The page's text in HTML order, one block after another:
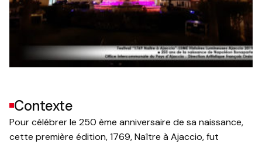
Contexte
Pour célébrer le 250 ème anniversaire de sa naissance,
cette première édition, 1769, Naître à Ajaccio, fut